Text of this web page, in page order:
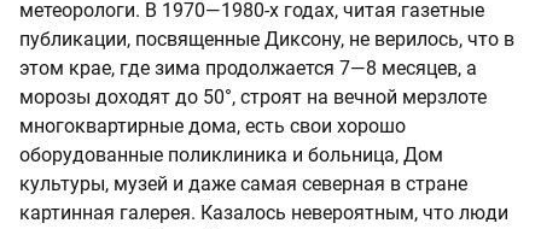
метеорологи. В 1970—1980-х годах, читая газетные
публикации, посвященные Диксону, не верилось, что в
этом крае, где зима продолжается 7—8 месяцев, а
морозы доходят до 50°, строят на вечной мерзлоте
многоквартирные дома, есть свои хорошо
оборудованные поликлиника и больница, Дом
культуры, музей и даже самая северная в стране
картинная галерея. Казалось невероятным, что люди